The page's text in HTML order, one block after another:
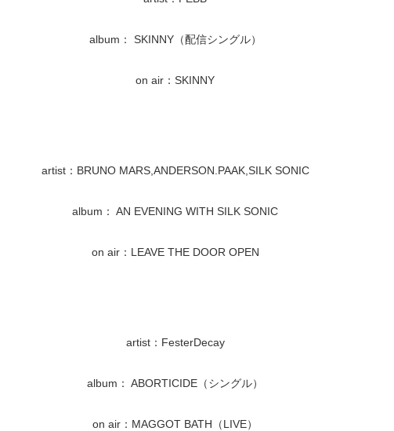
album： SKINNY（配信シングル）
on air：SKINNY
artist：BRUNO MARS,ANDERSON.PAAK,SILK SONIC
album： AN EVENING WITH SILK SONIC
on air：LEAVE THE DOOR OPEN
artist：FesterDecay
album： ABORTICIDE（シングル）
on air：MAGGOT BATH（LIVE）